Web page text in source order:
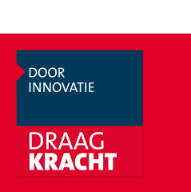
het Bouwbesluit. Door de
machinale verwerking, zijn zeer
onsassortimentsoverzicht